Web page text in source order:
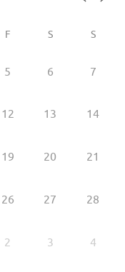
F S S
5 6 7
12 13 14
19 20 21
26 27 28
2 3 4